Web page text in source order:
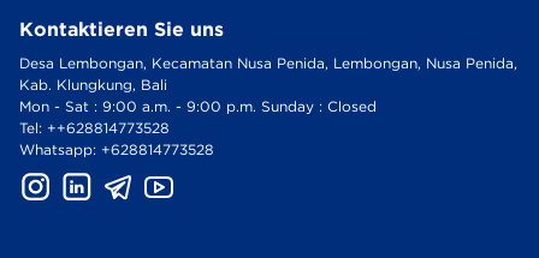
Kontaktieren Sie uns
Desa Lembongan, Kecamatan Nusa Penida, Lembongan, Nusa Penida,
Kab. Klungkung, Bali
Mon - Sat : 9:00 a.m. - 9:00 p.m. Sunday : Closed
Tel: ++628814773528
Whatsapp: +628814773528